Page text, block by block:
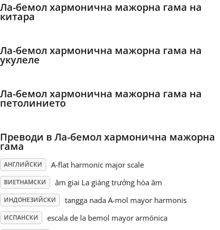
日本語
Svenska
Tiếng Việt
Ла-бемол хармонична мажорна гама на
китара
Ла-бемол хармонична мажорна гама на
укулеле
Ла-бемол хармонична мажорна гама на
петолинието
Преводи в Ла-бемол хармонична мажорна
гама
АНГЛИЙСКИ A-flat harmonic major scale
ВИЕТНАМСКИ âm giai La giáng trưởng hòa âm
ИНДОНЕЗИЙСКИ tangga nada A-mol mayor harmonis
ИСПАНСКИ escala de la bemol mayor armónica